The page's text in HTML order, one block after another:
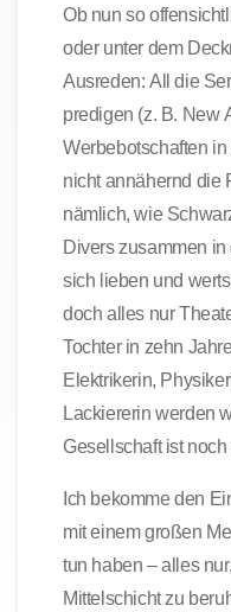
Ob nun so
oder unter dem
Ausreden: All die
predigen (z. B. New
Werbebotschaften
nicht annähernd die
nämlich, wie
Divers zusammen
sich lieben und
doch alles nur
Tochter in zehn
Elektrikerin,
Lackiererin werden
Gesellschaft ist noch
Ich bekomme den
mit einem großen
tun haben – alles
Mittelschicht zu